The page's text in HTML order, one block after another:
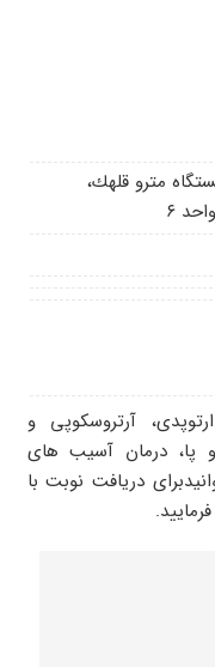
مترو قلهك،
٦
آرتروسکوپی و
پا، درمان آسیب های
دریافت نوبت با